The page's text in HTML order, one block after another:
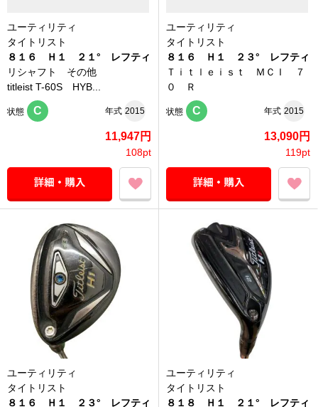
ユーティリティ
タイトリスト
８１６ Ｈ１ ２１° レフティ
リシャフト その他
titleist T-60S HYB...
状態 C 年式 2015
11,947円
108pt
ユーティリティ
タイトリスト
８１６ Ｈ１ ２３° レフティ
Ｔｉｔｌｅｉｓｔ ＭＣＩ ７
０ Ｒ
状態 C 年式 2015
13,090円
119pt
ユーティリティ
タイトリスト
８１６ Ｈ１ ２３° レフティ
ユーティリティ
タイトリスト
８１８ Ｈ１ ２１° レフティ